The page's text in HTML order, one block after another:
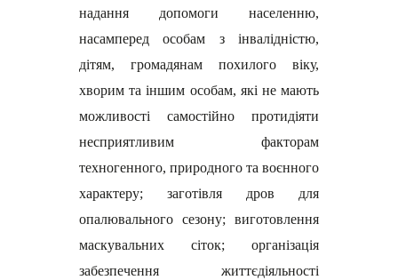
надання допомоги населенню,
насамперед особам з інвалідністю,
дітям, громадянам похилого віку,
хворим та іншим особам, які не мають
можливості самостійно протидіяти
несприятливим факторам
техногенного, природного та воєнного
характеру; заготівля дров для
опалювального сезону; виготовлення
маскувальних сіток; організація
забезпечення життєдіяльності